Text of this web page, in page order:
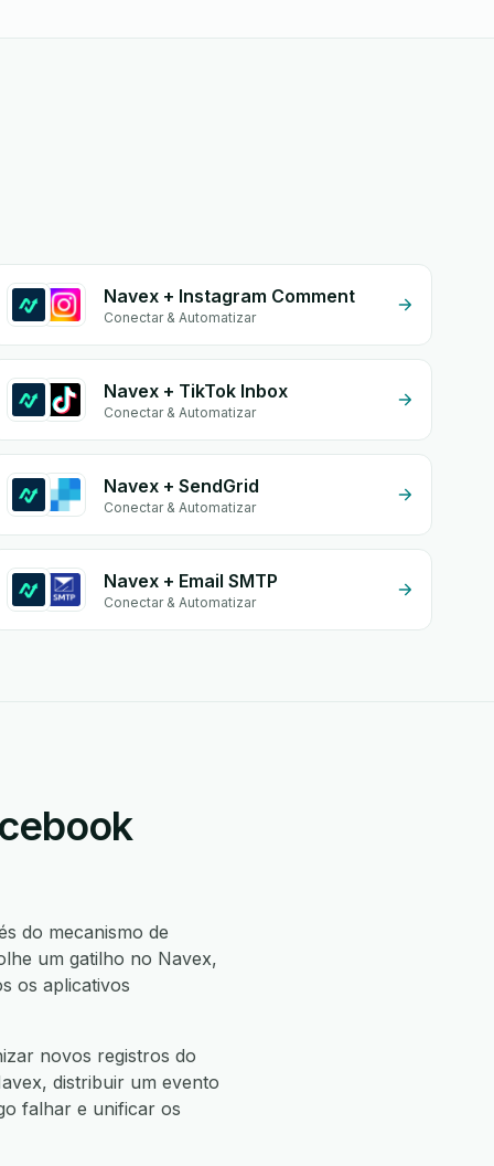
Navex + Instagram Comment
Conectar & Automatizar
Navex + TikTok Inbox
Conectar & Automatizar
Navex + SendGrid
Conectar & Automatizar
Navex + Email SMTP
Conectar & Automatizar
do mecanismo de
um gatilho no Navex,
os aplicativos
novos registros do
distribuir um evento
falhar e unificar os